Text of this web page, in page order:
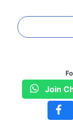
परिवार संग
में एक
था।
के पर्यटन स्थलों
Join